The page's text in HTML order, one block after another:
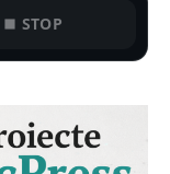
STOP